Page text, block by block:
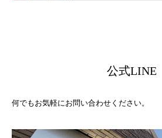
公式LINE
何でもお気軽にお問い合わせください。